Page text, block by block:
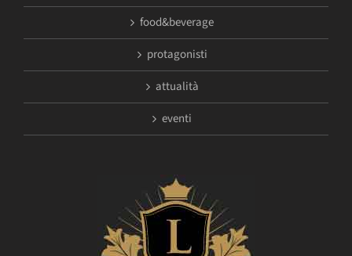
food&beverage
protagonisti
attualità
eventi